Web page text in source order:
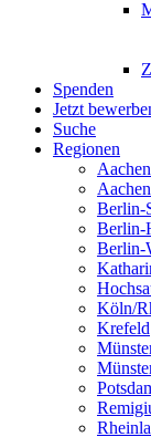
Spenden
Jetzt
Suche
Regionen
Berlin-
Berlin-
Berlin-
Köln/
Krefeld